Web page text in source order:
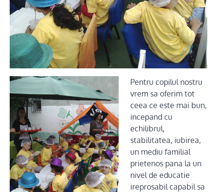
Pentru copilul nostru
vrem sa oferim tot
ceea ce este mai bun,
incepand cu
echilibrul,
stabilitatea, iubirea,
un mediu familial
prietenos pana la un
nivel de educatie
ireprosabil capabil sa